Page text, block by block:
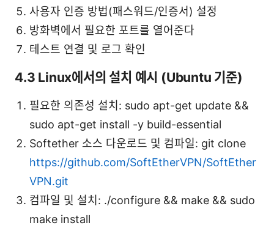
사용자 인증 방법(패스워드/인증서) 설정
방화벽에서 필요한 포트를 열어준다
테스트 연결 및 로그 확인
4.3 Linux에서의 설치 예시 (Ubuntu 기준)
필요한 의존성 설치: sudo apt-get update &&
sudo apt-get install -y build-essential
Softether 소스 다운로드 및 컴파일: git clone
https://github.com/SoftEtherVPN/SoftEther
VPN.git
컴파일 및 설치: ./configure && make && sudo
make install